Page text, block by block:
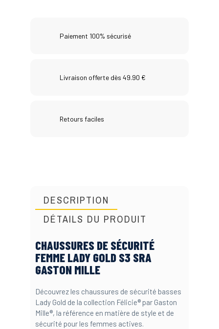
Paiement 100% sécurisé
Livraison offerte dès 49.90 €
Retours faciles
DESCRIPTION
DÉTAILS DU PRODUIT
CHAUSSURES DE SÉCURITÉ
FEMME LADY GOLD S3 SRA
GASTON MILLE
Découvrez les chaussures de sécurité basses
Lady Gold de la collection Félicie® par Gaston
Mille®, la référence en matière de style et de
sécurité pour les femmes actives.